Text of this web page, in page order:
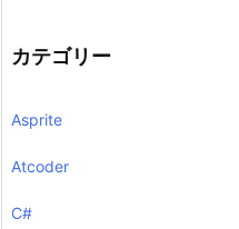
カテゴリー
Asprite
Atcoder
C#